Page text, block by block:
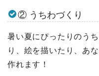
② うちわづくり
暑い夏にぴったりのう
り、絵を描いたり、あ
作れます！